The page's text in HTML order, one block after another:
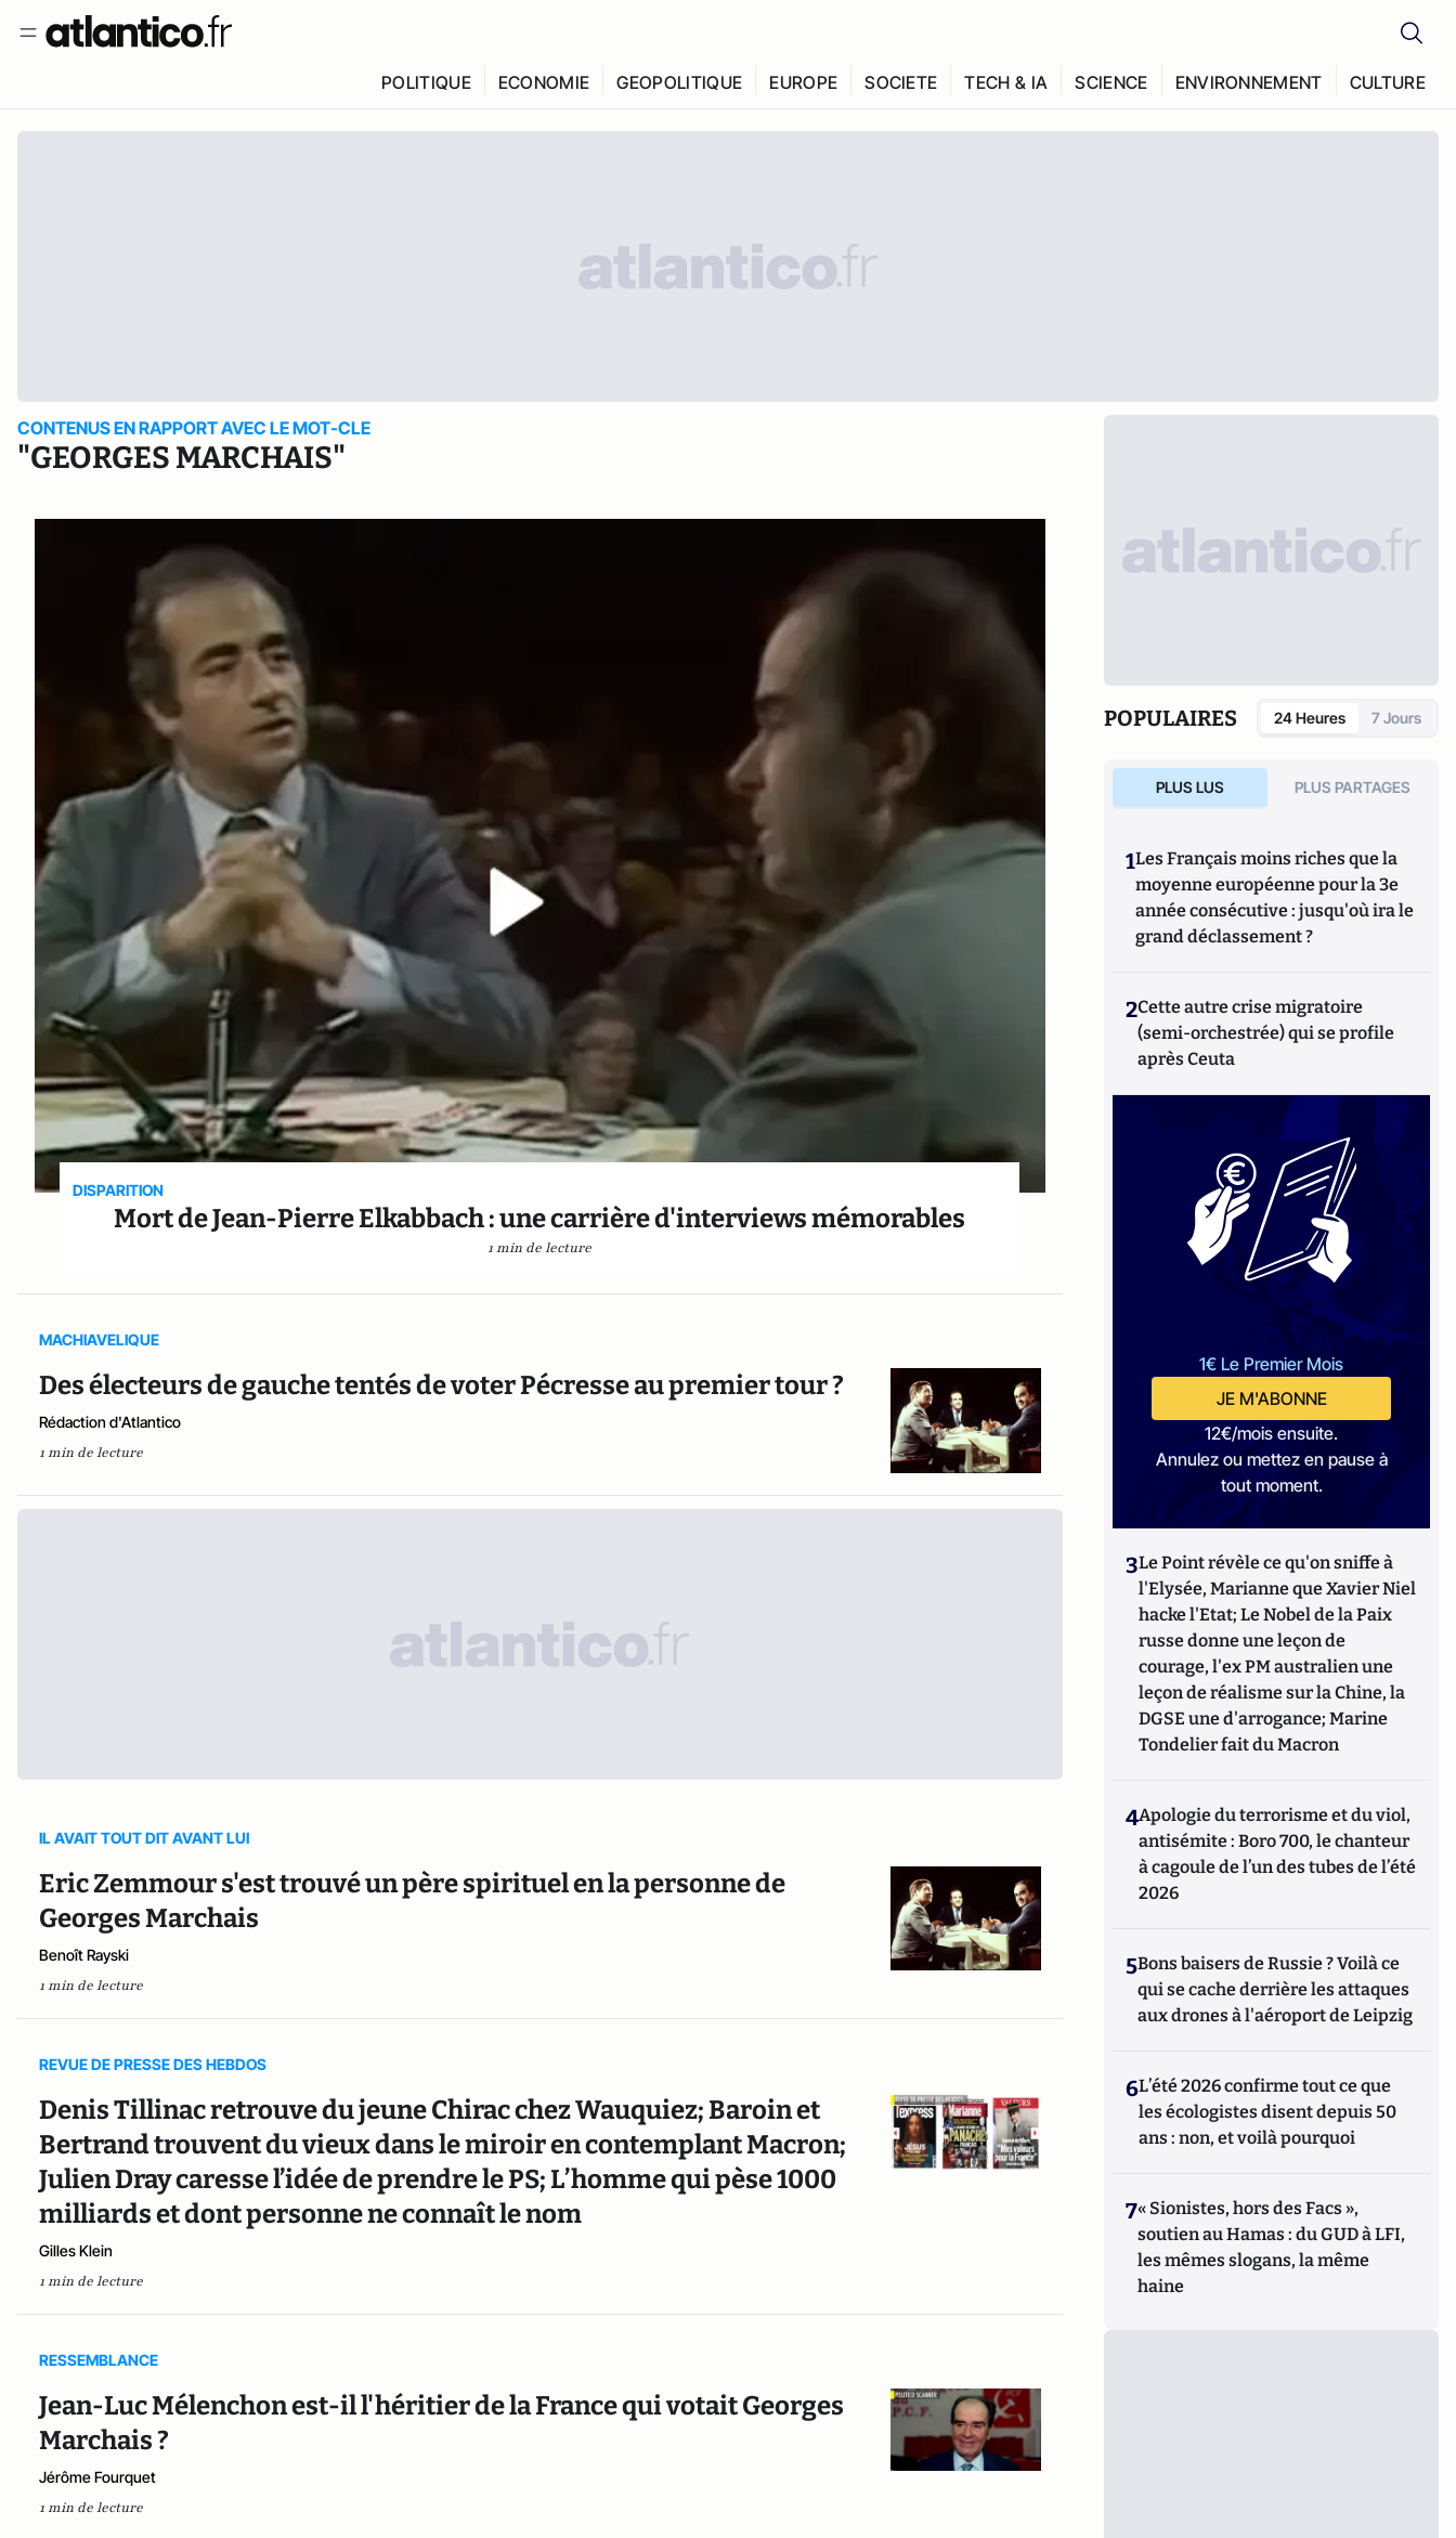
POLITIQUE ECONOMIE GEOPOLITIQUE EUROPE SOCIETE TECH & IA SCIENCE ENVIRONNEMENT CULTURE
CONTENUS EN RAPPORT AVEC LE MOT-CLE
"GEORGES MARCHAIS"
DISPARITION
Mort de Jean-Pierre Elkabbach : une carrière d'interviews mémorables
1 min de lecture
MACHIAVELIQUE
Des électeurs de gauche tentés de voter Pécresse au premier tour ?
Rédaction d'Atlantico
1 min de lecture
IL AVAIT TOUT DIT AVANT LUI
Eric Zemmour s'est trouvé un père spirituel en la personne de
Georges Marchais
Benoît Rayski
1 min de lecture
REVUE DE PRESSE DES HEBDOS
Denis Tillinac retrouve du jeune Chirac chez Wauquiez; Baroin et
Bertrand trouvent du vieux dans le miroir en contemplant Macron;
Julien Dray caresse l’idée de prendre le PS; L’homme qui pèse 1000
milliards et dont personne ne connaît le nom
Gilles Klein
1 min de lecture
RESSEMBLANCE
Jean-Luc Mélenchon est-il l'héritier de la France qui votait Georges
Marchais ?
Jérôme Fourquet
1 min de lecture
POPULAIRES 24 Heures 7 Jours
PLUS LUS PLUS PARTAGES
1Les Français moins riches que la
moyenne européenne pour la 3e
année consécutive : jusqu'où ira le
grand déclassement ?
2Cette autre crise migratoire
(semi-orchestrée) qui se profile
après Ceuta
1€ Le Premier Mois
JE M'ABONNE
12€/mois ensuite.
Annulez ou mettez en pause à
tout moment.
3Le Point révèle ce qu'on sniffe à
l'Elysée, Marianne que Xavier Niel
hacke l'Etat; Le Nobel de la Paix
russe donne une leçon de
courage, l'ex PM australien une
leçon de réalisme sur la Chine, la
DGSE une d'arrogance; Marine
Tondelier fait du Macron
4Apologie du terrorisme et du viol,
antisémite : Boro 700, le chanteur
à cagoule de l’un des tubes de l’été
2026
5Bons baisers de Russie ? Voilà ce
qui se cache derrière les attaques
aux drones à l'aéroport de Leipzig
6L’été 2026 confirme tout ce que
les écologistes disent depuis 50
ans : non, et voilà pourquoi
7« Sionistes, hors des Facs »,
soutien au Hamas : du GUD à LFI,
les mêmes slogans, la même
haine